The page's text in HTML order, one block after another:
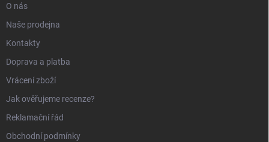
O nás
Naše prodejna
Kontakty
Doprava a platba
Vrácení zboží
Jak ověřujeme recenze?
Reklamační řád
Obchodní podmínky